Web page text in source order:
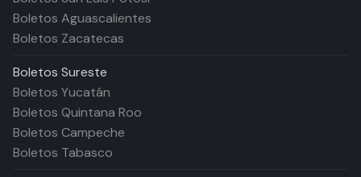
Boletos Aguascalientes
Boletos Zacatecas
Boletos Sureste
Boletos Yucatán
Boletos Quintana Roo
Boletos Campeche
Boletos Tabasco